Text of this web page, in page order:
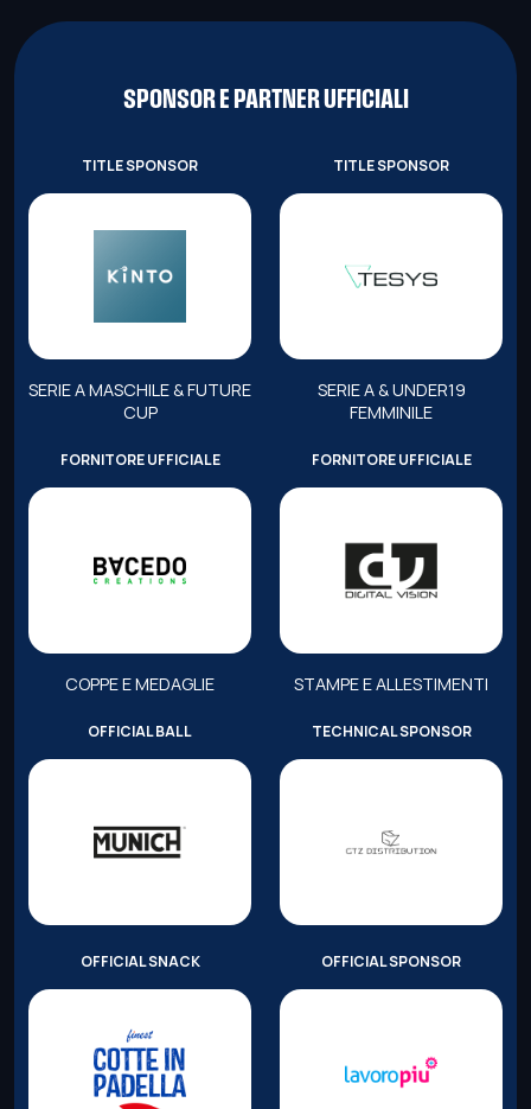
SPONSOR E PARTNER UFFICIALI
TITLE SPONSOR
SERIE A MASCHILE & FUTURE
CUP
TITLE SPONSOR
SERIE A & UNDER19
FEMMINILE
FORNITORE UFFICIALE
COPPE E MEDAGLIE
FORNITORE UFFICIALE
STAMPE E ALLESTIMENTI
OFFICIAL BALL TECHNICAL SPONSOR
OFFICIAL SNACK OFFICIAL SPONSOR